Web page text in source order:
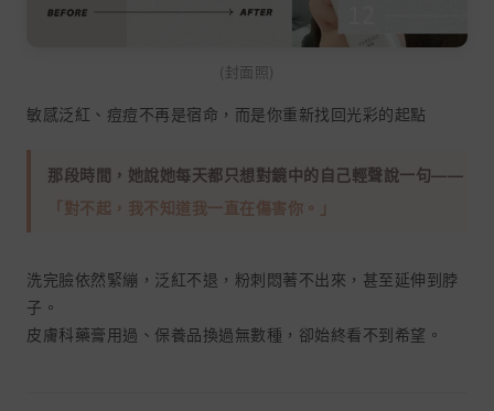
(封面照)
敏感泛紅、痘痘不再是宿命，而是你重新找回光彩的起點
那段時間，她說她每天都只想對鏡中的自己輕聲說一句——
「對不起，我不知道我一直在傷害你。」
洗完臉依然緊繃，泛紅不退，粉刺悶著不出來，甚至延伸到脖
子。
皮膚科藥膏用過、保養品換過無數種，卻始終看不到希望。